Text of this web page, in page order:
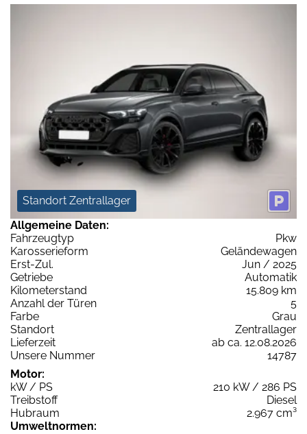
Standort Zentrallager
Allgemeine Daten:
Fahrzeugtyp
Pkw
Karosserieform
Geländewagen
Erst-Zul.
Jun / 2025
Getriebe
Automatik
Kilometerstand
15.809 km
Anzahl der Türen
5
Farbe
Grau
Standort
Zentrallager
Lieferzeit
ab ca. 12.08.2026
Unsere Nummer
14787
Motor:
kW / PS
210 kW / 286 PS
Treibstoff
Diesel
Hubraum
2.967 cm³
Umweltnormen: